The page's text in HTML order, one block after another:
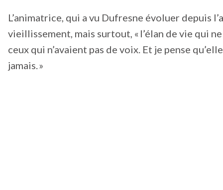
L’animatrice, qui a vu Dufresne évoluer depuis
vieillissement, mais surtout, « l’élan de vie qui
ceux qui n’avaient pas de voix. Et je pense
jamais. »